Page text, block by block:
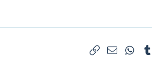
Pinterest
Tumblr
WhatsAppالبريد الإلكتروني